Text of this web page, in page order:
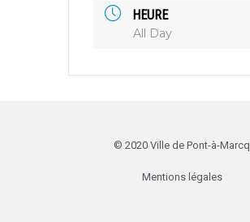
HEURE
All Day
© 2020 Ville de Pont-à-Marcq
Mentions légales